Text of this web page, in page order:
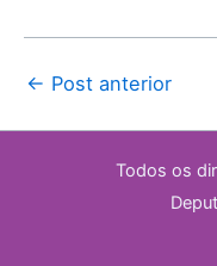
← Post anterior
Todos os